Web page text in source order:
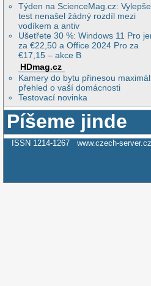
Týden na ScienceMag.cz:
test nenašel žádný rozdíl mezi
vodíkem a antiv
Ušetřete 30 %: Windows 11 Pro
za €22,50 a Office 2024 Pro za
€17,15 – akce B
HDmag.cz
Kamery do bytu přinesou
přehled o vaší domácnosti
Testovací novinka
Píšeme jinde
ISSN 1214-1267 www.czech-server.cz